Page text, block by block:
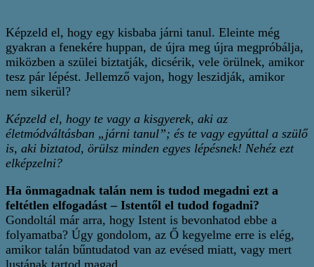
Képzeld el, hogy egy kisbaba járni tanul. Eleinte még
gyakran a fenekére huppan, de újra meg újra megpróbálja,
miközben a szülei biztatják, dicsérik, vele örülnek, amikor
tesz pár lépést. Jellemző vajon, hogy leszidják, amikor
nem sikerül?
Képzeld el, hogy te vagy a kisgyerek, aki az
életmódváltásban „járni tanul”; és te vagy egyúttal a szülő
is, aki biztatod, örülsz minden egyes lépésnek! Nehéz ezt
elképzelni?
Ha önmagadnak talán nem is tudod megadni ezt a
feltétlen elfogadást – Istentől el tudod fogadni?
Gondoltál már arra, hogy Istent is bevonhatod ebbe a
folyamatba? Úgy gondolom, az Ő kegyelme erre is elég,
amikor talán bűntudatod van az evésed miatt, vagy mert
lustának tartod magad.